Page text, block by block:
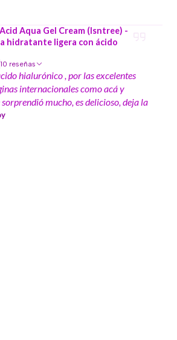
Aqua Gel Cream (Isntree) -
hidratante ligera con ácido
10 reseñas
hialurónico , por las excelentes
internacionales como acá y
mucho, es delicioso, deja la
con un brillo tan sano, tan hermoso
muy contenta, como es estilo aqua